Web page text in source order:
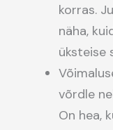
korras.
näha,
üksteise
võrdle
On hea,